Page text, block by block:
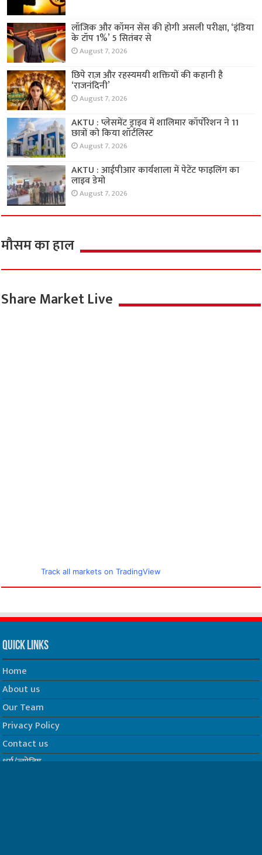
लॉजिक और कॉमन सेंस की होगी असली परीक्षा, ‘इंडिया
के टॉप 1%’ 5 सितंबर से
August 7, 2026
छिपे राज़ और रहस्यमयी शक्तियों की कहानी है
‘राजनंदिनी’
August 7, 2026
AKTU : प्लेसमेंट ड्राइव में शालिमार कॉर्पोरेशन ने 11
छात्रों को किया शॉर्टलिस्ट
August 7, 2026
AKTU : आईपीआर कार्यशाला में पेटेंट फाइलिंग का
लाइव डेमो
August 7, 2026
मौसम का हाल
Share Market Live
Track all markets on TradingView
Quick Links
Home
About us
Our Team
Privacy Policy
Contact us
धर्म/ज्योतिष